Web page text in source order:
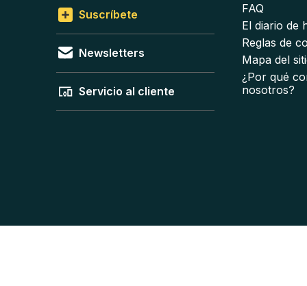
Suscríbete
Newsletters
Servicio al cliente
FAQ
El diario de
Reglas de
Mapa del
¿Por qué
nosotros?